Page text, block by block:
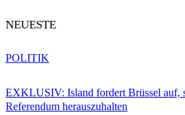
NEUESTE
EXKLUSIV: Island fordert Brüssel auf,
Referendum herauszuhalten
POLITIK